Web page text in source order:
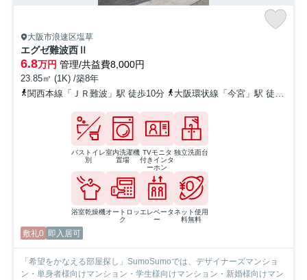
大阪市浪速区塩草
エグゼ難波西Ⅱ
6.8万円 管理/共益費8,000円
23.85㎡ (1K) /築8年
関西本線「ＪＲ難波」駅 徒歩10分
大阪環状線「今宮」駅 徒歩10分
バストイレ
別
室内洗濯機
置場
TVモニタ
付きインタ
ーホン
独立洗面台
浴室乾燥機オートロッ
ク
エレベータ
ー
ネット使用
料無料
敷礼0 即入居可
「希望をかなえる部屋探し」SumoSumoでは、デザイナーズマンショ
ン・単身者様向けマンション・学生様向けマンション・新婚様向けマン